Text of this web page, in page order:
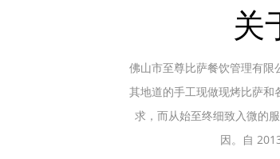
关
佛山市至尊比萨餐饮管理有限
其地道的手工现做现烤比萨
求，而从始至终细致入微的
因。自